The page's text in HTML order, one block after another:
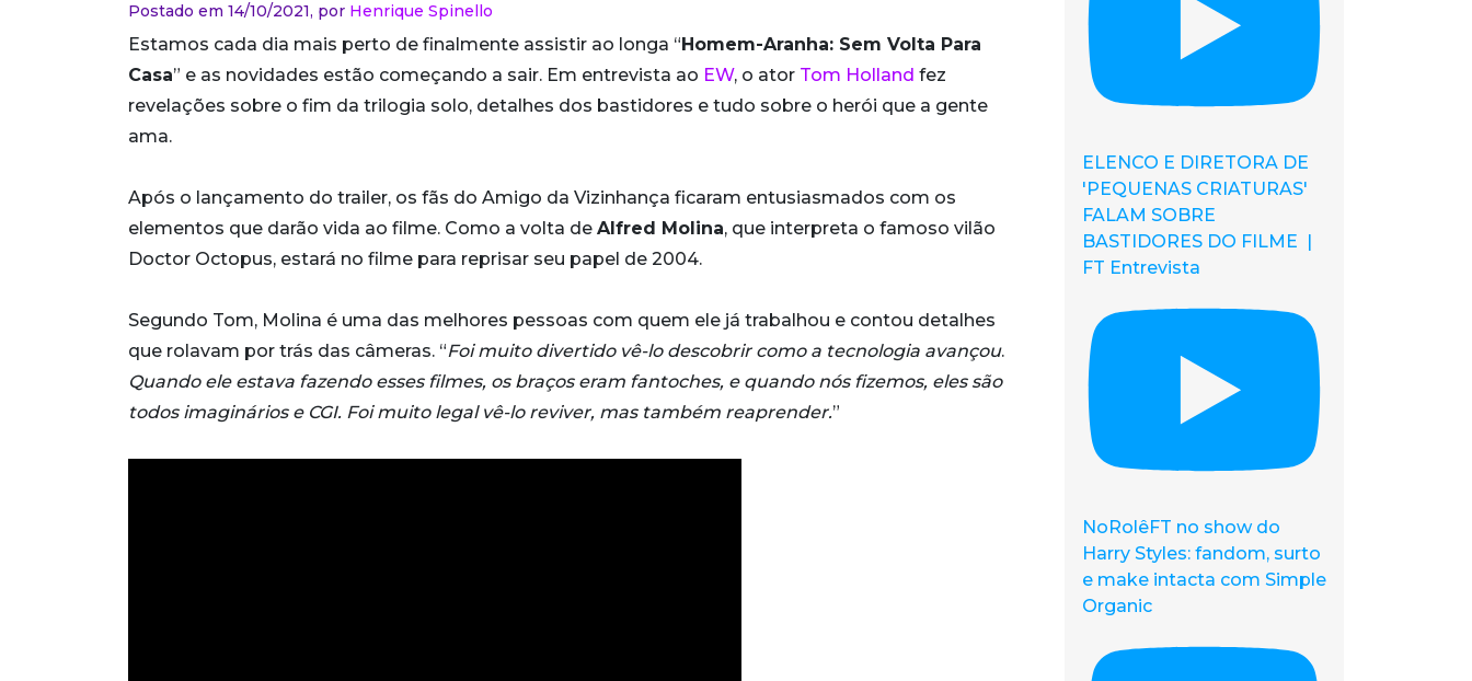
Postado em 14/10/2021, por Henrique Spinello
Estamos cada dia mais perto de finalmente assistir ao longa “ Homem-Aranha: Sem Volta Para
Casa” e as novidades estão começando a sair. Em entrevista ao EW, o ator Tom Holland fez
revelações sobre o fim da trilogia solo, detalhes dos bastidores e tudo sobre o herói que a gente
ama.
Após o lançamento do trailer, os fãs do Amigo da Vizinhança ficaram entusiasmados com os
elementos que darão vida ao filme. Como a volta de Alfred Molina, que interpreta o famoso vilão
Doctor Octopus, estará no filme para reprisar seu papel de 2004.
Segundo Tom, Molina é uma das melhores pessoas com quem ele já trabalhou e contou detalhes
que rolavam por trás das câmeras. “Foi muito divertido vê-lo descobrir como a tecnologia avançou.
Quando ele estava fazendo esses filmes, os braços eram fantoches, e quando nós fizemos, eles são
todos imaginários e CGI. Foi muito legal vê-lo reviver, mas também reaprender.”
ELENCO E DIRETORA DE
'PEQUENAS CRIATURAS'
FALAM SOBRE
BASTIDORES DO FILME |
FT Entrevista
NoRolêFT no show do
Harry Styles: fandom, surto
e make intacta com Simple
Organic